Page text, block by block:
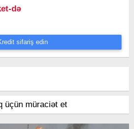
də
sifariş edin
üçün müraciət et